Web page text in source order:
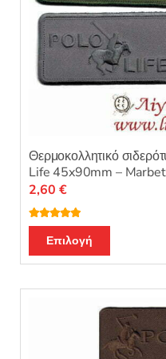
Θερμοκολλητικό
Life 45x90mm –
Βαθμολογή
θηκε με5.00
από 5
2,60 €
Επιλογή
το
έχει
Οι